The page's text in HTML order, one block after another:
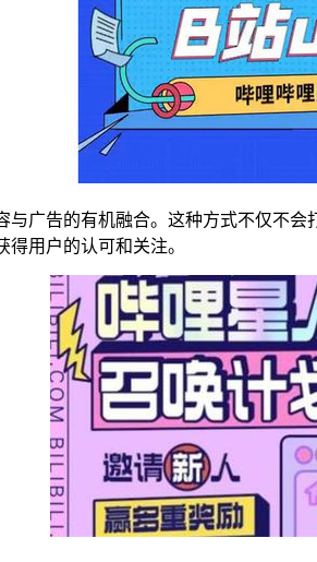
广告的有机融合。这种方式不仅不
用户的认可和关注。